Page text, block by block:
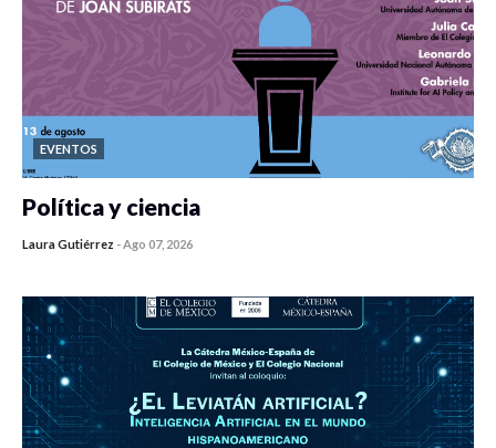
EVENTOS
Política y ciencia
Laura Gutiérrez -Ago 07, 2026